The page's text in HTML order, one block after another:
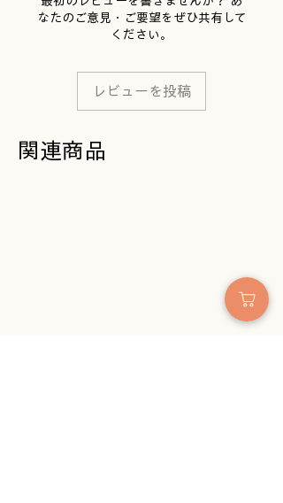
糸の性質で、湿度や温度によ
ってサイズがほんの少し変わ
ることがあります。
います。
もあります。
なたのご意見・ご要望をぜひ共有して
ください。
レビューを投稿
関連商品